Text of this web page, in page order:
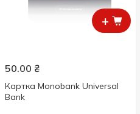
+
50.00 ₴
Картка Monobank Universal
Bank